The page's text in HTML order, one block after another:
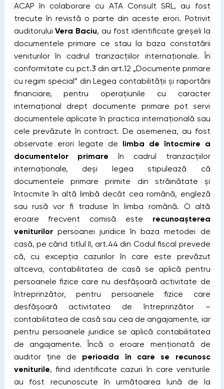
ACAP în colaborare cu ATA Consult SRL, au fost
trecute în revistă o parte din aceste erori. Potrivit
auditoruluiVera Baciu, au fost identificate greșeli la
documentele primare ce stau la baza constatării
veniturilor în cadrul tranzacțiilor internaționale. În
conformitate cu pct.3 din art.12 „Documente primare
cu regim special” din Legea contabilității și raportării
financiare, pentru operațiunile cu caracter
internațional drept documente primare pot servi
documentele aplicate în practica internațională sau
cele prevăzute în contract. De asemenea, au fost
observate erori legate de limba de întocmire a
documentelor primare în cadrul tranzacțiilor
internaționale, deși legea stipulează că
documentele primare primite din străinătate și
întocmite în altă limbă decât cea română, engleză
sau rusă vor fi traduse în limba română. O altă
eroare frecvent comisă este recunoașterea
veniturilorpersoanei juridice în baza metodei de
casă, pe când titlul II, art.44 din Codul fiscal prevede
că, cu excepția cazurilor în care este prevăzut
altceva, contabilitatea de casă se aplică pentru
persoanele fizice care nu desfășoară activitate de
întreprinzător, pentru persoanele fizice care
desfășoară activitatea de întreprinzător –
contabilitatea de casă sau cea de angajamente, iar
pentru persoanele juridice se aplică contabilitatea
de angajamente. Încă o eroare menționată de
auditor ține de perioada în care se recunosc
veniturile, fiind identificate cazuri în care veniturile
au fost recunoscute în următoarea lună de la